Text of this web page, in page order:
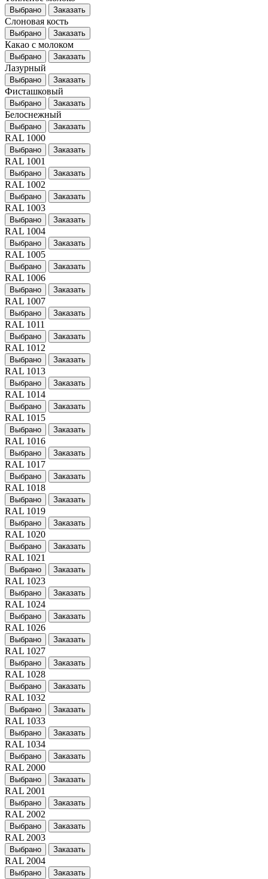
Выбрано Заказать
Слоновая кость
Выбрано Заказать
Какао с молоком
Выбрано Заказать
Лазурный
Выбрано Заказать
Фисташковый
Выбрано Заказать
Белоснежный
Выбрано Заказать
RAL 1000
Выбрано Заказать
RAL 1001
Выбрано Заказать
RAL 1002
Выбрано Заказать
RAL 1003
Выбрано Заказать
RAL 1004
Выбрано Заказать
RAL 1005
Выбрано Заказать
RAL 1006
Выбрано Заказать
RAL 1007
Выбрано Заказать
RAL 1011
Выбрано Заказать
RAL 1012
Выбрано Заказать
RAL 1013
Выбрано Заказать
RAL 1014
Выбрано Заказать
RAL 1015
Выбрано Заказать
RAL 1016
Выбрано Заказать
RAL 1017
Выбрано Заказать
RAL 1018
Выбрано Заказать
RAL 1019
Выбрано Заказать
RAL 1020
Выбрано Заказать
RAL 1021
Выбрано Заказать
RAL 1023
Выбрано Заказать
RAL 1024
Выбрано Заказать
RAL 1026
Выбрано Заказать
RAL 1027
Выбрано Заказать
RAL 1028
Выбрано Заказать
RAL 1032
Выбрано Заказать
RAL 1033
Выбрано Заказать
RAL 1034
Выбрано Заказать
RAL 2000
Выбрано Заказать
RAL 2001
Выбрано Заказать
RAL 2002
Выбрано Заказать
RAL 2003
Выбрано Заказать
RAL 2004
Выбрано Заказать